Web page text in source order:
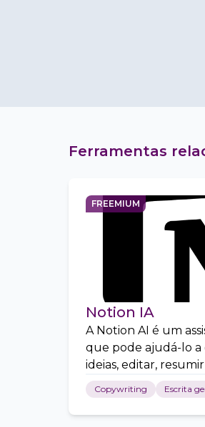
Ferramentas
FREEMIUM
Notion IA
A Notion AI é um
que pode ajudá-lo a
ideias, editar,
Copywriting Escrita